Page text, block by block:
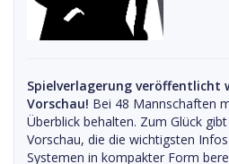
Spielverlagerung veröffentlicht
Vorschau! Bei 48 Mannschaften
Überblick behalten. Zum Glück
Vorschau, die die wichtigsten
Systemen in kompakter Form